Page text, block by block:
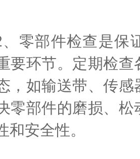
部件检查是保
要环节。定期检
，如输送带、传
零部件的磨损、
和安全性。